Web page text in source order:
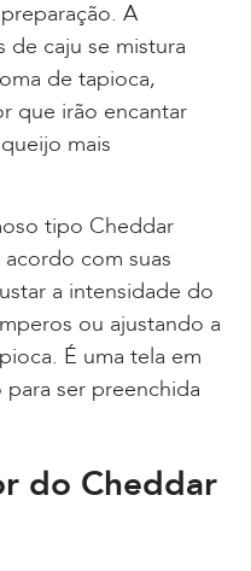
A
de caju se mistura
de tapioca,
que irão encantar
mais
tipo Cheddar
com suas
a intensidade do
ou ajustando a
É uma tela em
ser preenchida
do Cheddar